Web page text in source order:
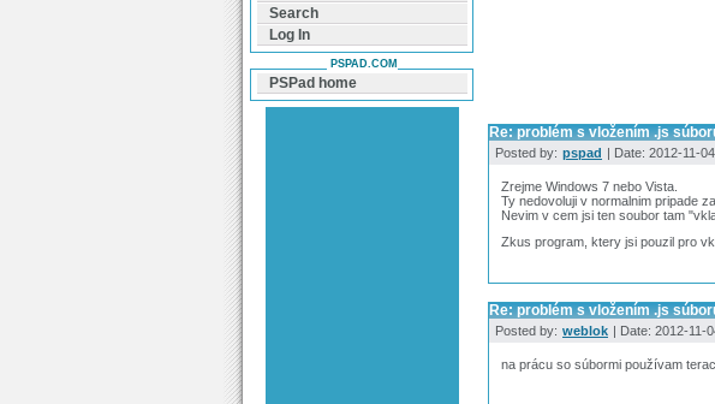
Re: problém s vložením .js
Posted by: pspad | Date: 2012-11-
Zrejme Windows 7 nebo Vista.
Ty nedovoluji v normalnim pripade
Nevim v cem jsi ten soubor tam
Zkus program, ktery jsi pouzil pro
Re: problém s vložením .js
Posted by: weblok | Date: 2012-11-
na prácu so súbormi používam
Search
Log In
PSPAD.COM
PSPad home